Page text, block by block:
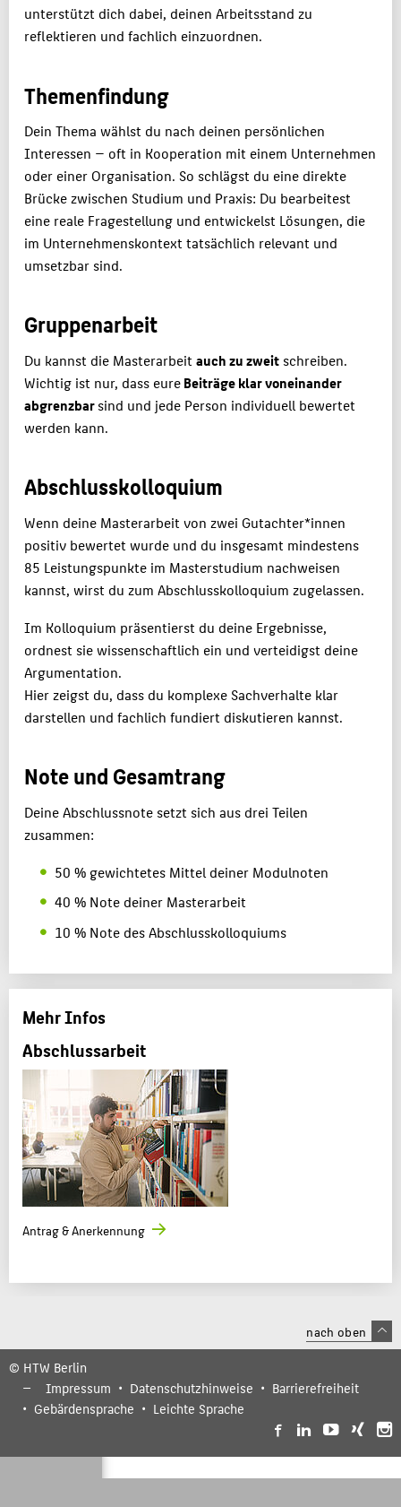
unterstützt dich dabei, deinen Arbeitsstand zu
reflektieren und fachlich einzuordnen.
Themenfindung
Dein Thema wählst du nach deinen persönlichen
Interessen — oft in Kooperation mit einem Unternehmen
oder einer Organisation. So schlägst du eine direkte
Brücke zwischen Studium und Praxis: Du bearbeitest
eine reale Fragestellung und entwickelst Lösungen, die
im Unternehmenskontext tatsächlich relevant und
umsetzbar sind.
Gruppenarbeit
Du kannst die Masterarbeit auch zu zweitschreiben.
Wichtig ist nur, dass eureBeiträge klar voneinander
abgrenzbarsind und jede Person individuell bewertet
werden kann.
Abschlusskolloquium
Wenn deine Masterarbeit von zwei Gutachter*innen
positiv bewertet wurde und du insgesamt mindestens
85 Leistungspunkte im Masterstudium nachweisen
kannst, wirst du zum Abschlusskolloquium zugelassen.
Im Kolloquium präsentierst du deine Ergebnisse,
ordnest sie wissenschaftlich ein und verteidigst deine
Argumentation.
Hier zeigst du, dass du komplexe Sachverhalte klar
darstellen und fachlich fundiert diskutieren kannst.
Note und Gesamtrang
Deine Abschlussnote setzt sich aus drei Teilen
zusammen:
50 % gewichtetes Mittel deiner Modulnoten
40 % Note deiner Masterarbeit
10 % Note des Abschlusskolloquiums
Mehr Infos
Abschlussarbeit
Antrag & Anerkennung
nach oben
© HTW Berlin
Impressum
Datenschutzhinweise
Barrierefreiheit
Gebärdensprache
Leichte Sprache